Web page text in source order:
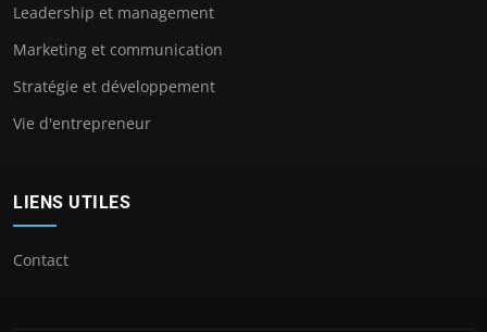
Leadership et management
Marketing et communication
Stratégie et développement
Vie d'entrepreneur
LIENS UTILES
Contact